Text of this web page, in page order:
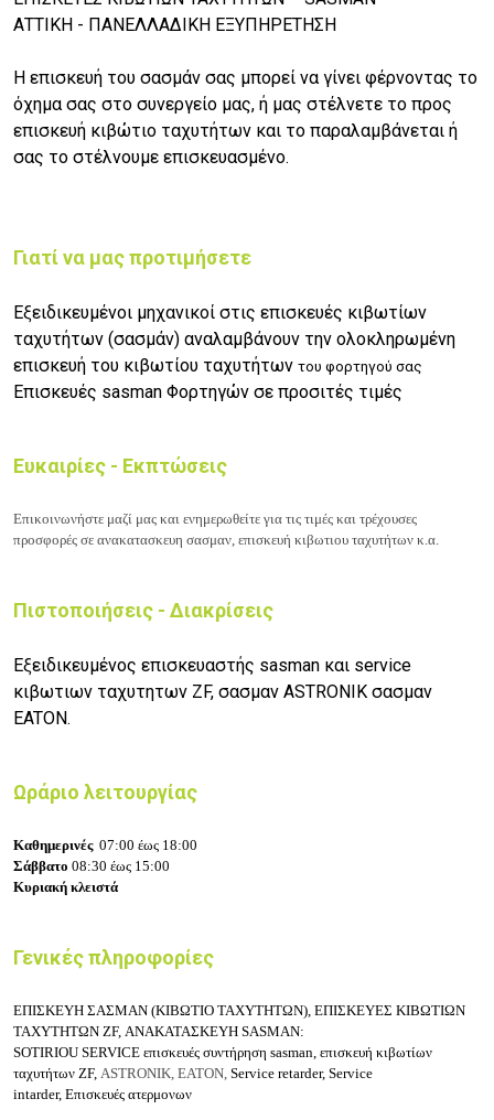
ΑΤΤΙΚΗ - ΠΑΝΕΛΛΑΔΙΚΗ ΕΞΥΠΗΡΕΤΗΣΗ
Η επισκευή του σασμάν σας μπορεί να γίνει φέρνοντας το
όχημα σας στο συνεργείο μας, ή μας στέλνετε το προς
επισκευή κιβώτιο ταχυτήτων και το παραλαμβάνεται ή
σας το στέλνουμε επισκευασμένο.
Γιατί να μας προτιμήσετε
Εξειδικευμένοι μηχανικοί στις επισκευές κιβωτίων
ταχυτήτων (σασμάν) αναλαμβάνουν την ολοκληρωμένη
επισκευή του κιβωτίου ταχυτήτων του φορτηγού σας
Επισκευές sasman Φορτηγών σε προσιτές τιμές
Ευκαιρίες - Εκπτώσεις
Επικοινωνήστε μαζί μας και ενημερωθείτε για τις τιμές και τρέχουσες
προσφορές σε ανακατασκευη σασμαν, επισκευή κιβωτιου ταχυτήτων κ.α.
Πιστοποιήσεις - Διακρίσεις
Εξειδικευμένος επισκευαστής sasman και service
κιβωτιων ταχυτητων ZF, σασμαν ASTRONIK σασμαν
EATON.
Ωράριο λειτουργίας
Καθημερινές07:00 έως 18:00
Σάββατο 08:30 έως 15:00
Κυριακή κλειστά
Γενικές πληροφορίες
ΕΠΙΣΚΕΥΗ ΣΑΣΜΑΝ (ΚΙΒΩΤΙΟ ΤΑΧΥΤΗΤΩΝ), ΕΠΙΣΚΕΥΕΣ ΚΙΒΩΤΙΩΝ
ΤΑΧΥΤΗΤΩΝ ZF, ΑΝΑΚΑΤΑΣΚΕΥΗ SASMAN:
SOTIRIOU SERVICE επισκευές συντήρηση sasman, επισκευή κιβωτίων
ταχυτήτων ZF, ASTRONIK, EATON, Service retarder, Service
intarder, Επισκευές ατερμονων